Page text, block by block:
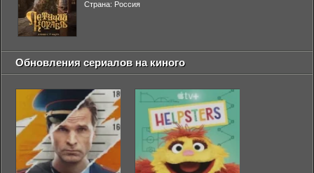
Страна: Россия
Обновления сериалов на киного